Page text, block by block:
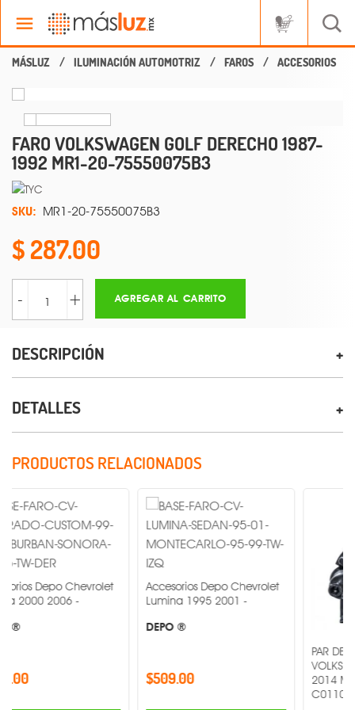
ILUMINACIÓN AUTOMOTRIZ FAROS ACCESORIOS
FARO VOLKSWAGEN GOLF DERECHO 1987-
1992 MR1-20-75550075B3
SKU: MR1-20-75550075B3
287.00
- + AGREGAR AL CARRITO
DESCRIPCIÓN
DETALLES
PRODUCTOS RELACIONADOS
Chevrolet
-
Accesorios Depo Chevrolet
Lumina 1995 2001 -
PAR DE FARO DE
VOLKSWAGEN
2014 MR1-PAR-19-
C0110015B3 -